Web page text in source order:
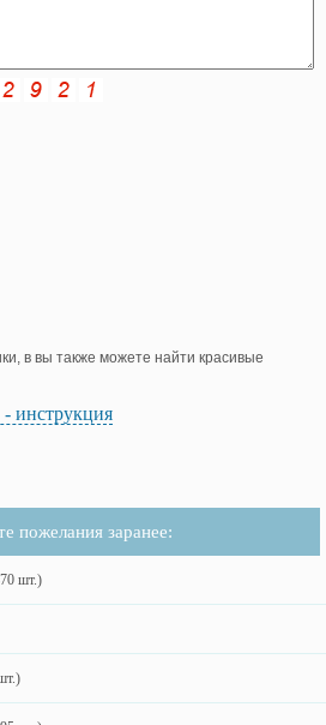
в вы также можете найти красивые
- инструкция
пожелания заранее:
шт.)